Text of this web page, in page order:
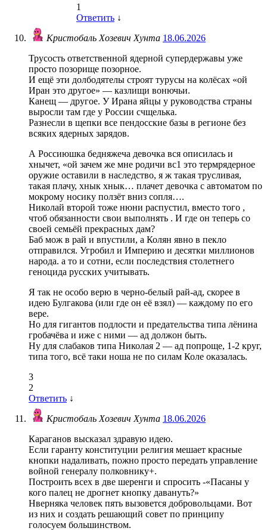
1
Ответить ↓
Кристобаль Хозевич Хунта 18.06.2026
Трусость ответственной ядерной супердержавы уже
просто позорище позорное.
И ещё эти долбодятелы строят турусы на колёсах «ой
Иран это другое» — казлищи вонючьи.
Канещ — другое. У Ирана яйцы у руководства страны
выросли там где у России счщелька.
Разнесли в щепки все пендосские базы в регионе без
всяких ядерных зарядов.
А Россиюшка бедняжеча девочка вся описилась и
хнычет, «ой зачем же мне родичи вс1 это термрядерное
оружие оставили в наследство, я ж такая трусливая,
такая плачу, хнык хнык… плачет девочка с автоматом по
мокрому носику ползёт вниз сопля….
Николай второй тоже нюни распустил, вместо того ,
чтоб обязанности свои выполнять . И где он теперь со
своей семьёй прекрасных дам?
Баб мож в рай и впустили, а Колян явно в пекло
отправился. Угробил и Империю и десятки миллионов
народа. а то и сотни, если последствия столетнего
геноцида русских учитывать.
Я так не особо верю в черно-белый рай-ад, скорее в
идею Булгакова (или где он её взял) — каждому по его
вере.
Но для гигантов подлости и предательства типа лёнина
гробачёва и иже с ними — ад должон быть.
Ну для слабаков типа Николая 2 — ад попроще, 1-2 круг,
типа того, всё таки ноша не по силам Коле оказалась.
3
2
Ответить ↓
Кристобаль Хозевич Хунта 18.06.2026
Караганов высказал здравую идею.
Если гаранту конституции религия мешает красные
кнопки надаливать, пожно просто передать управление
войной генералу полковнику+.
Построить всех в две шеренги и спросить -«Пасаны у
кого палец не дрогнет кнопку давануть?»
Нверняка человек пять вызовется добровольцами. Вот
из них и создать решающий совет по принципу
голосуем большинством.